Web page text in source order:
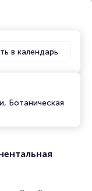
в календарь
Ботаническая